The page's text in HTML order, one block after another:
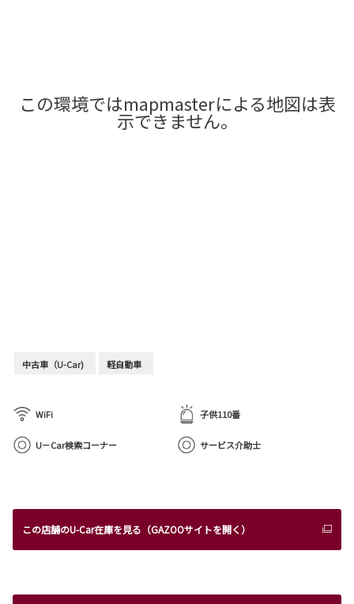
中古車（U-Car) 軽自動車
WiFi 子供110番
U－Car検索コーナー サービス介助士
この環境ではmapmasterによる地図は表
示できません。
この店舗のU-Car在庫を見る（GAZOOサイトを開く）